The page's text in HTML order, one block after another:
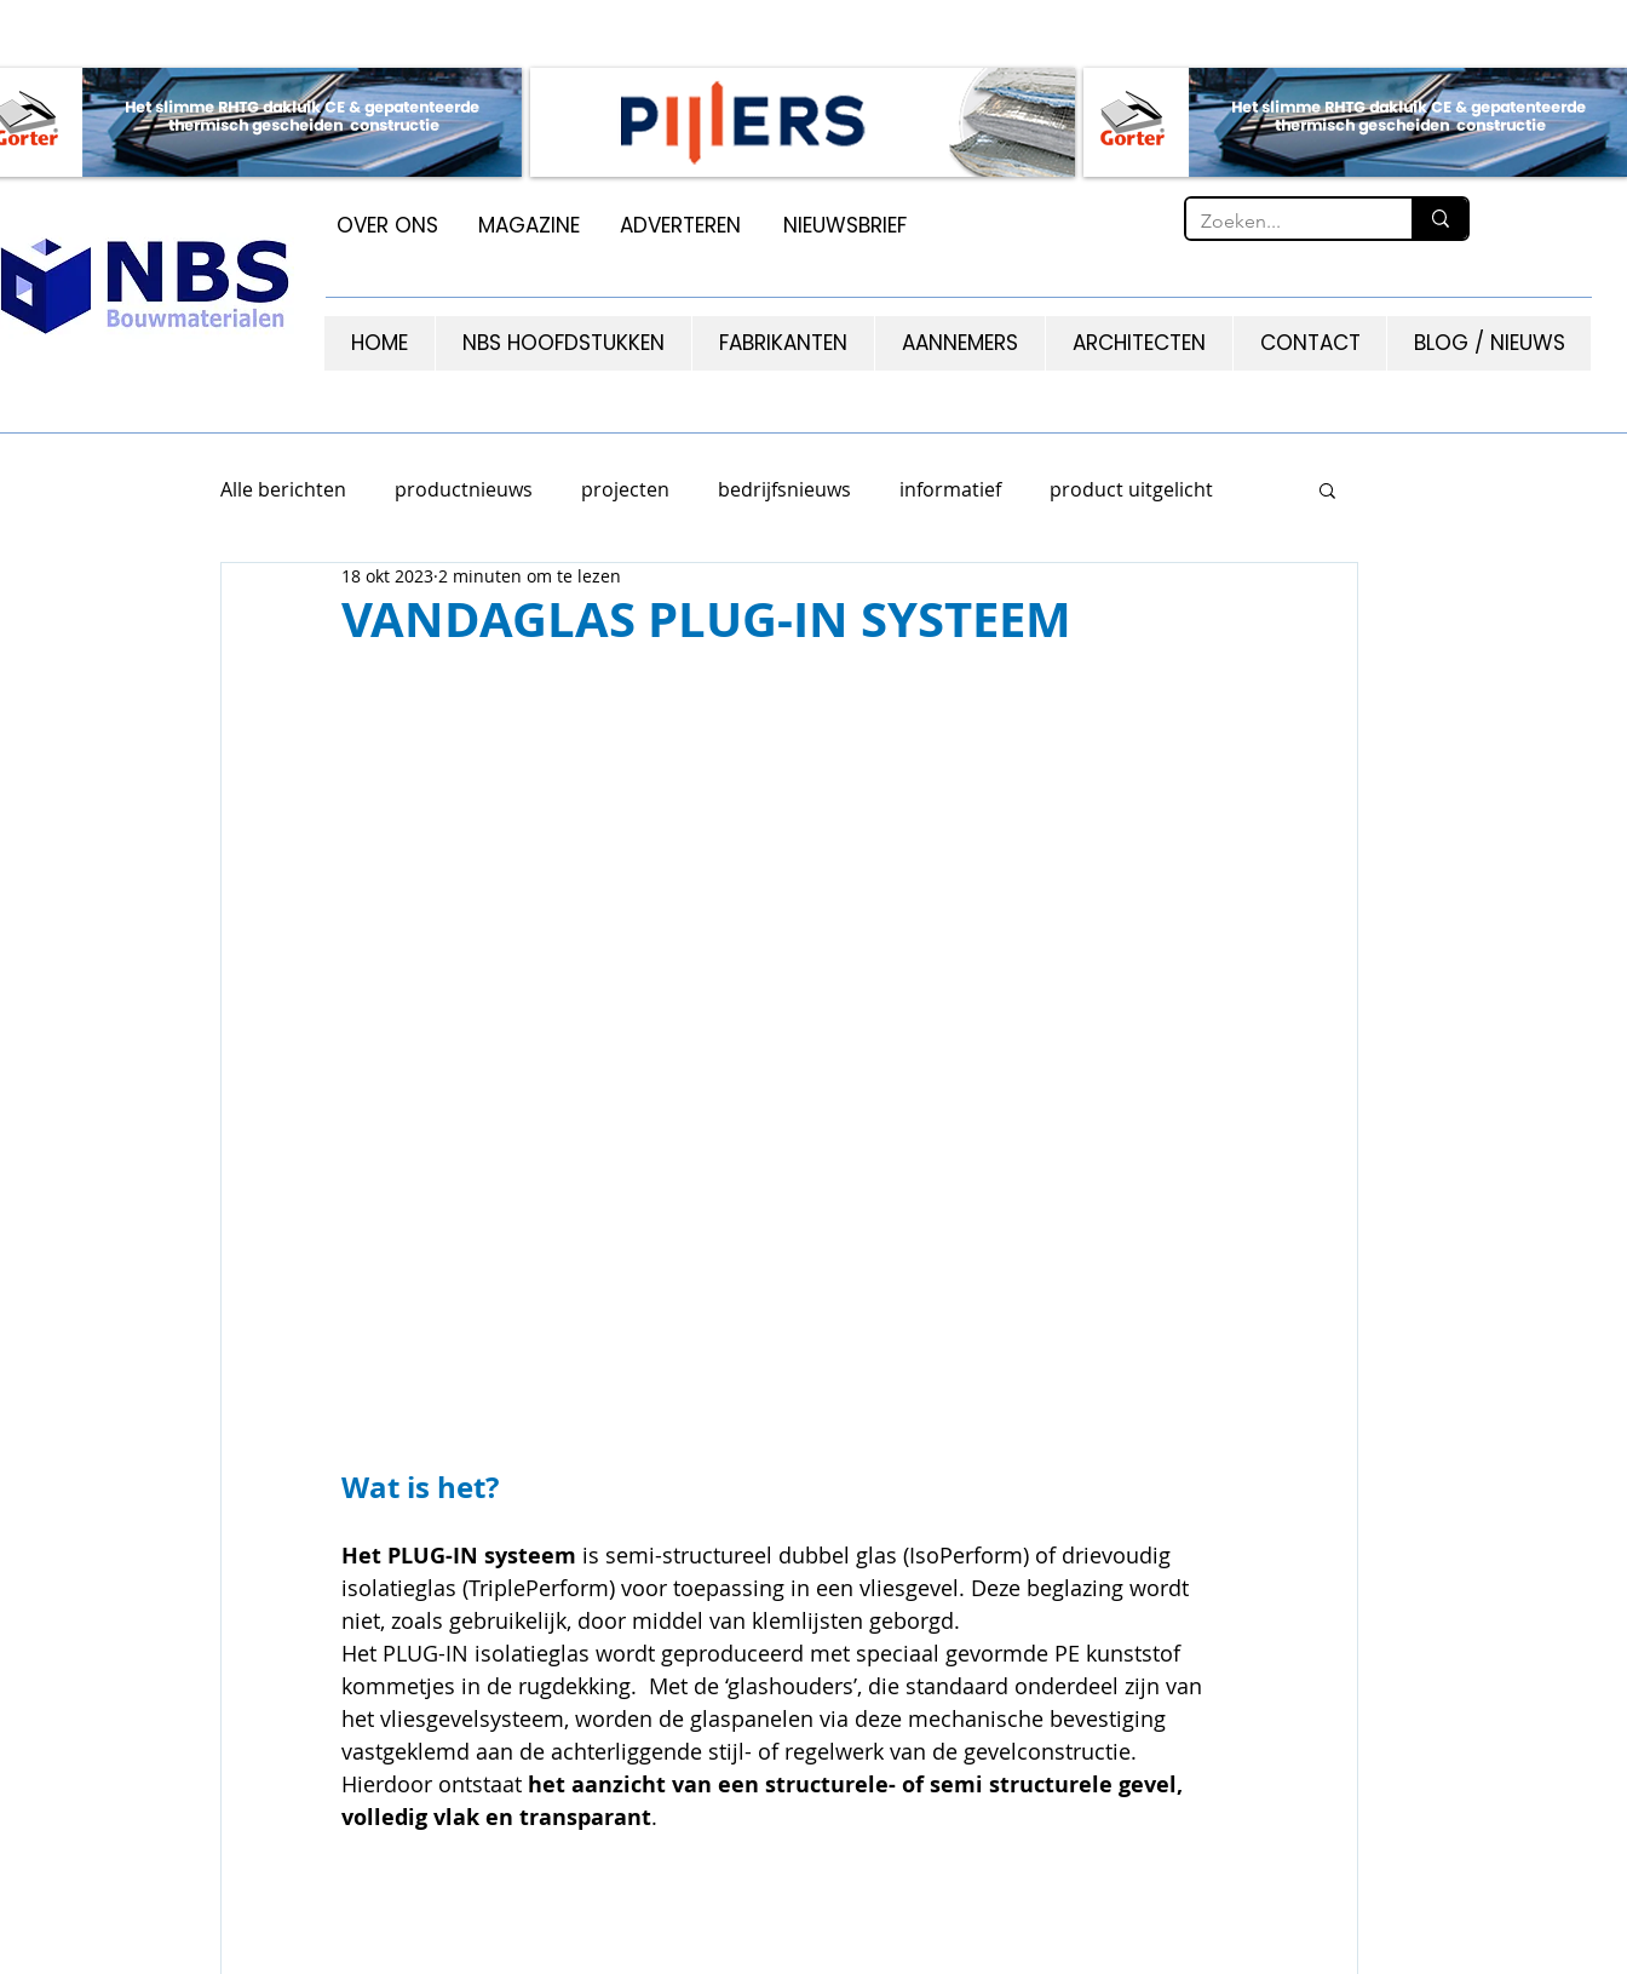
OVER ONS MAGAZINE ADVERTEREN NIEUWSBRIEF
HOME NBS HOOFDSTUKKEN FABRIKANTEN AANNEMERS ARCHITECTEN CONTACT BLOG / NIEUWS
Alle berichten productnieuws projecten bedrijfsnieuws informatief product uitgelicht
VANDAGLAS PLUG-IN SYSTEEM
18 okt 2023 2 minuten om te lezen
Wat is het?
Het PLUG-IN systeem is semi-structureel dubbel glas (IsoPerform) of drievoudig
isolatieglas (TriplePerform) voor toepassing in een vliesgevel. Deze beglazing wordt
niet, zoals gebruikelijk, door middel van klemlijsten geborgd.
Het PLUG-IN isolatieglas wordt geproduceerd met speciaal gevormde PE kunststof
kommetjes in de rugdekking.  Met de ‘glashouders’, die standaard onderdeel zijn van
het vliesgevelsysteem, worden de glaspanelen via deze mechanische bevestiging
vastgeklemd aan de achterliggende stijl- of regelwerk van de gevelconstructie.
Hierdoor ontstaat het aanzicht van een structurele- of semi structurele gevel,
volledig vlak en transparant.